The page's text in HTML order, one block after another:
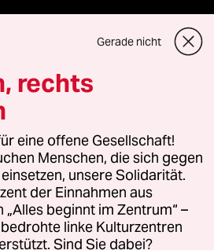
Vertriebs GmbH
Fragen oder für Genehmigungen
Kommune-Richtlinien
Impressum AGB
Gerade nicht
rechts
eine offene Gesellschaft!
Menschen, die sich gegen
unsere Solidarität.
der Einnahmen aus
beginnt im Zentrum“ –
linke Kulturzentren
Sind Sie dabei?